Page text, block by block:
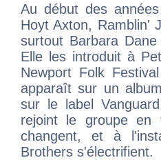
Au début des
Hoyt Axton, Ramblin'
surtout Barbara
Elle les introduit à
Newport Folk
apparaît sur un
sur le label
rejoint le groupe en
changent, et à
Brothers s'électrifient.